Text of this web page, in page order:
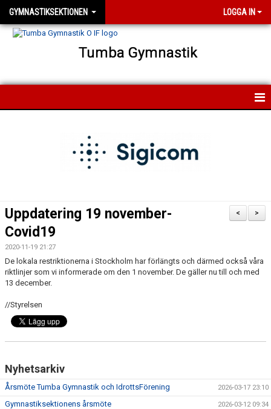
GYMNASTIKSEKTIONEN LOGGA IN
Tumba Gymnastik
FÖR LEDARE
BILDGALLERI
>
<
Uppdatering 19 november-
Covid19
2020-11-19 21:27
De lokala restriktionerna i Stockholm har förlängts och därmed också våra
riktlinjer som vi informerade om den 1 november. De gäller nu till och med
13 december.
//Styrelsen
Nyhetsarkiv
Årsmöte Tumba Gymnastik och IdrottsFörening 2026-03-17 23:10
Gymnastiksektionens årsmöte 2026-03-12 09:34